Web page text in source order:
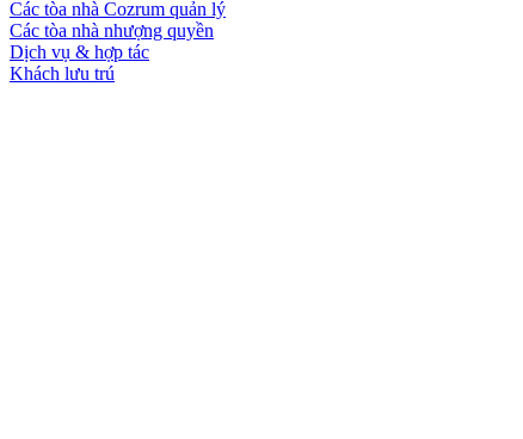
Các tòa nhà Cozrum quản lý
Các tòa nhà nhượng quyền
Dịch vụ & hợp tác
Khách lưu trú